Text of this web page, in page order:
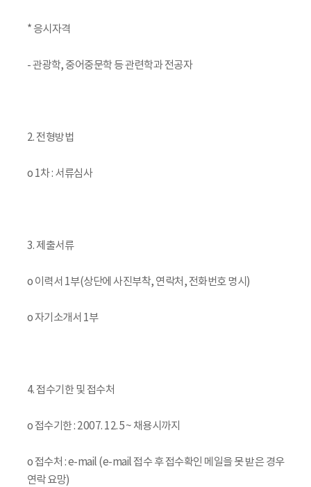
* 응시자격
- 관광학, 중어중문학 등 관련학과 전공자
2. 전형방법
o 1차 : 서류심사
3. 제출서류
o 이력서 1부(상단에 사진부착, 연락처, 전화번호 명시)
o 자기소개서 1부
4. 접수기한 및 접수처
o 접수기한 : 2007. 12. 5~ 채용시까지
o 접수처 : e-mail (e-mail 접수 후 접수확인 메일을 못 받은 경우
연락 요망)